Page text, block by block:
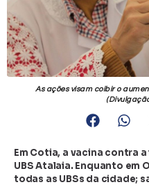
As ações visam coibir o
Em Cotia, a vacina contra
UBS Atalaia. Enquanto em
todas as UBSs da cidade;